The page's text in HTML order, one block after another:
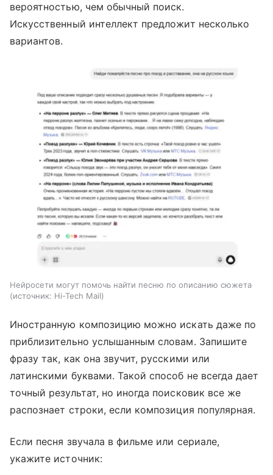
вероятностью, чем обычный поиск.
Искусственный интеллект предложит несколько
вариантов.
Нейросети могут помочь найти песню по описанию сюжета
источник: Hi-Tech Mail
Иностранную композицию можно искать даже по
приблизительно услышанным словам. Запишите
фразу так, как она звучит, русскими или
латинскими буквами. Такой способ не всегда дает
точный результат, но иногда поисковик все же
распознает строки, если композиция популярная.
Если песня звучала в фильме или сериале,
укажите источник: